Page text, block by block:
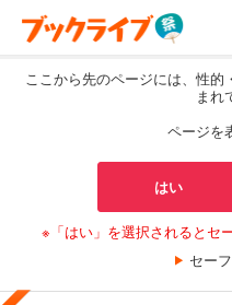
ここから先のページには、性
まれ
ページを
はい
※「はい」を選択されるとセ
セー